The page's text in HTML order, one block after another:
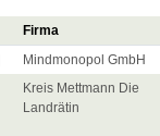
Firma
Mindmonopol GmbH
Kreis Mettmann Die
Landrätin